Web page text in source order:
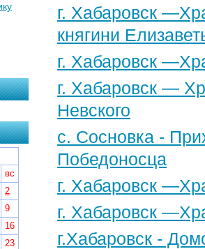
г. Хабаровск
княгини
г. Хабаровск
г. Хабаровск —
Невского
с. Сосновка -
Победоносца
г. Хабаровск
г. Хабаровск
г.Хабаровск -
вс
2
9
16
23